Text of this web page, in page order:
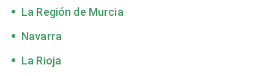
La Región de Murcia
Navarra
La Rioja